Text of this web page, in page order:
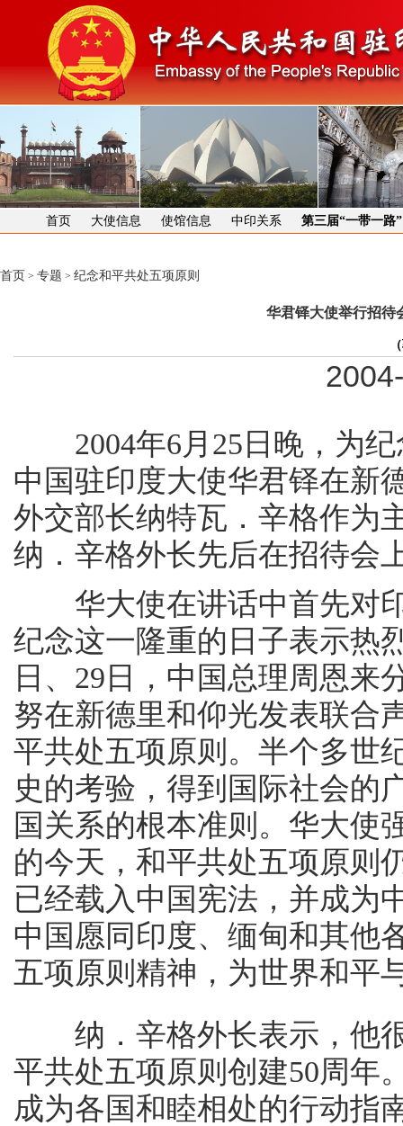
首页 大使信息 使馆信息 中印关系 第三届“一带一路
首页 > 专题 > 纪念和平共处五项原则
华君铎大使举行招待
2004年6月25日晚，为纪
中国驻印度大使华君铎在新
外交部长纳特瓦．辛格作为
纳．辛格外长先后在招待会
华大使在讲话中首先对印
纪念这一隆重的日子表示热
日、29日，中国总理周恩来
努在新德里和仰光发表联合
平共处五项原则。半个多世
史的考验，得到国际社会的
国关系的根本准则。华大使
的今天，和平共处五项原则
已经载入中国宪法，并成为
中国愿同印度、缅甸和其他
五项原则精神，为世界和平
纳．辛格外长表示，他很
平共处五项原则创建50周年
成为各国和睦相处的行动指